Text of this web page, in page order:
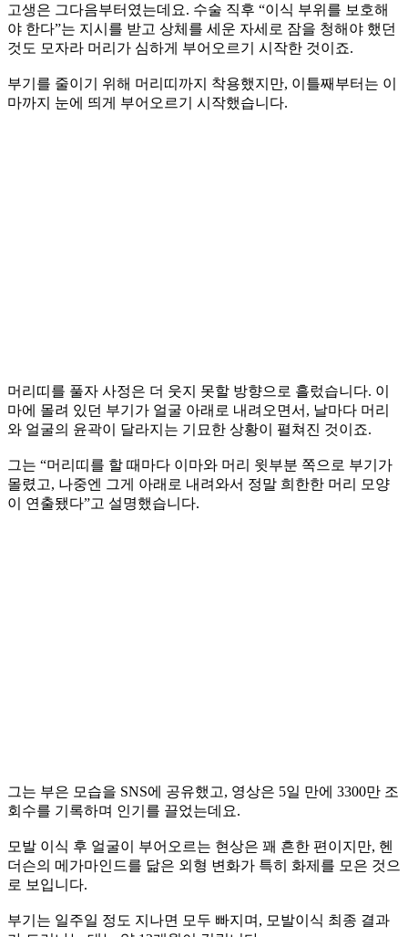
고생은 그다음부터였는데요. 수술 직후 “이식 부위를 보호해
야 한다”는 지시를 받고 상체를 세운 자세로 잠을 청해야 했던
것도 모자라 머리가 심하게 부어오르기 시작한 것이죠.
부기를 줄이기 위해 머리띠까지 착용했지만, 이틀째부터는 이
마까지 눈에 띄게 부어오르기 시작했습니다.
머리띠를 풀자 사정은 더 웃지 못할 방향으로 흘렀습니다. 이
마에 몰려 있던 부기가 얼굴 아래로 내려오면서, 날마다 머리
와 얼굴의 윤곽이 달라지는 기묘한 상황이 펼쳐진 것이죠.
그는 “머리띠를 할 때마다 이마와 머리 윗부분 쪽으로 부기가
몰렸고, 나중엔 그게 아래로 내려와서 정말 희한한 머리 모양
이 연출됐다”고 설명했습니다.
그는 부은 모습을 SNS에 공유했고, 영상은 5일 만에 3300만 조
회수를 기록하며 인기를 끌었는데요.
모발 이식 후 얼굴이 부어오르는 현상은 꽤 흔한 편이지만, 헨
더슨의 메가마인드를 닮은 외형 변화가 특히 화제를 모은 것으
로 보입니다.
부기는 일주일 정도 지나면 모두 빠지며, 모발이식 최종 결과